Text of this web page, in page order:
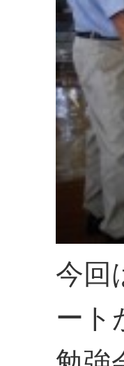
今回
ート